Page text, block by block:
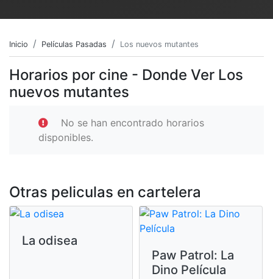
Inicio Películas Pasadas Los nuevos mutantes
Horarios por cine - Donde Ver Los
nuevos mutantes
No se han encontrado horarios
disponibles.
Otras peliculas en cartelera
La odisea
Paw Patrol: La
Dino Película